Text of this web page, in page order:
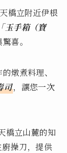
橋立附近伊根
「玉手箱（寶
喜。
燉煮料理、
司，讓您一次
橋立山麓的知
廚操刀，提供